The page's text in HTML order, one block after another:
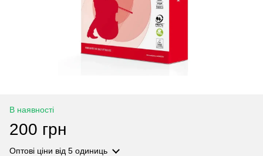
В наявності
200 грн
Оптові ціни від 5 одиниць